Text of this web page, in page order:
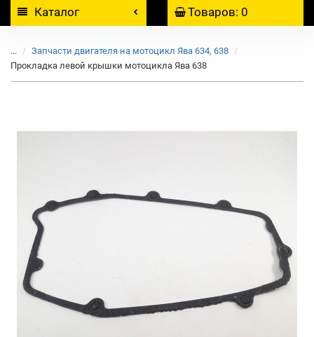
Каталог Товаров: 0
...
Запчасти двигателя на мотоцикл Ява 634, 638
Прокладка левой крышки мотоцикла Ява 638